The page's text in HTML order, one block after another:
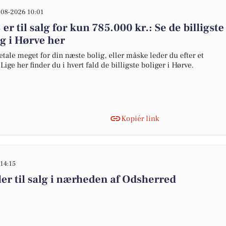
2026 10:01
er til salg for kun 785.000 kr.: Se de billigste
i Hørve her
meget for din næste bolig, eller måske leder du efter et
her finder du i hvert fald de billigste boliger i Hørve.
Kopiér link
til salg i nærheden af Odsherred